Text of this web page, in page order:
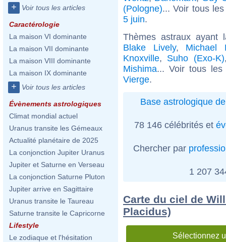
+ Voir tous les articles
Caractérologie
La maison VI dominante
La maison VII dominante
La maison VIII dominante
La maison IX dominante
+ Voir tous les articles
Évènements astrologiques
Climat mondial actuel
Uranus transite les Gémeaux
Actualité planétaire de 2025
La conjonction Jupiter Uranus
Jupiter et Saturne en Verseau
La conjonction Saturne Pluton
Jupiter arrive en Sagittaire
Uranus transite le Taureau
Saturne transite le Capricorne
Lifestyle
Le zodiaque et l'hésitation
(Pologne)... Voir tous
5 juin.
Thèmes astraux
Blake Lively, Michael
Knoxville, Suho (Exo-K)
Mishima... Voir tous
Vierge.
Base astrologique
78 146 célébrités et
Chercher par
1 207
Carte du ciel de
Placidus)
Sélectionnez